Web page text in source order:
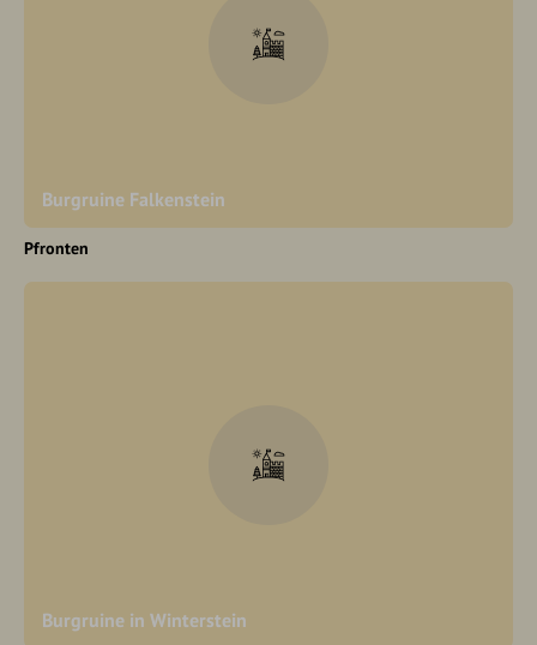
Burgruine Falkenstein
Pfronten
Burgruine in Winterstein